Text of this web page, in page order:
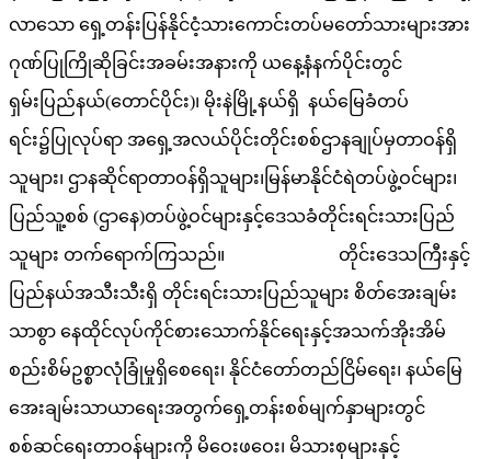
လာသော ရှေ့တန်းပြန်နိုင်ငံ့သားကောင်းတပ်မတော်သားများအား
ဂုဏ်ပြုကြိုဆိုခြင်းအခမ်းအနားကို ယနေ့နံနက်ပိုင်းတွင်
ရှမ်းပြည်နယ်(တောင်ပိုင်း)၊ မိုးနဲမြို့နယ်ရှိ နယ်မြေခံတပ်
ရင်း၌ပြုလုပ်ရာ အရှေ့အလယ်ပိုင်းတိုင်းစစ်ဌာနချုပ်မှတာဝန်ရှိ
သူများ၊ ဌာနဆိုင်ရာတာဝန်ရှိသူများ၊မြန်မာနိုင်ငံရဲတပ်ဖွဲ့ဝင်များ၊
ပြည်သူ့စစ် (ဌာနေ)တပ်ဖွဲ့ဝင်များနှင့်ဒေသခံတိုင်းရင်းသားပြည်
သူများ တက်ရောက်ကြသည်။ တိုင်းဒေသကြီးနှင့်
ပြည်နယ်အသီးသီးရှိ တိုင်းရင်းသားပြည်သူများ စိတ်အေးချမ်း
သာစွာ နေထိုင်လုပ်ကိုင်စားသောက်နိုင်ရေးနှင့်အသက်အိုးအိမ်
စည်းစိမ်ဥစ္စာလုံခြုံမှုရှိစေရေး၊ နိုင်ငံတော်တည်ငြိမ်ရေး၊ နယ်မြေ
အေးချမ်းသာယာရေးအတွက်ရှေ့တန်းစစ်မျက်နှာများတွင်
စစ်ဆင်ရေးတာဝန်များကို မိဝေးဖဝေး၊ မိသားစုများနှင့်